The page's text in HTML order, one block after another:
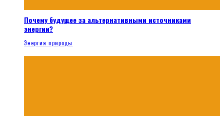
Почему будущее за альтернативными источниками
энергии?
Энергия природы